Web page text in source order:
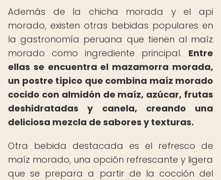
Además de la chicha morada y el api
morado, existen otras bebidas populares en
la gastronomía peruana que tienen al maíz
morado como ingrediente principal. Entre
ellas se encuentra el mazamorra morada,
un postre típico que combina maíz morado
cocido con almidón de maíz, azúcar, frutas
deshidratadas y canela, creando una
deliciosa mezcla de sabores y texturas.
Otra bebida destacada es el refresco de
maíz morado, una opción refrescante y ligera
que se prepara a partir de la cocción del